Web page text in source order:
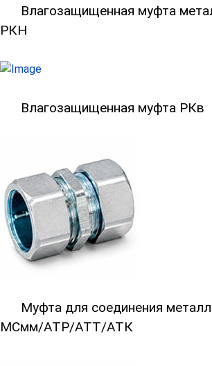
Влагозащищенная муфта
Влагозащищенная муфта
РКН
Влагозащищенная муфта
Влагозащищенная муфта РКв
Муфта для соединения
Муфта для соединения
МСмм/АТР/АТТ/АТК